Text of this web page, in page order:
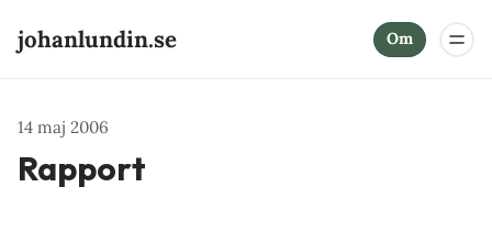
johanlundin.se Om
14 maj 2006
Rapport